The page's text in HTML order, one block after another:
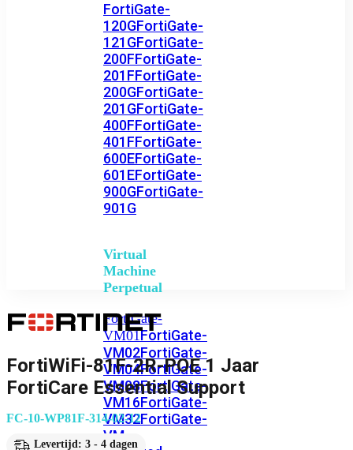
FortiGate-
120GFortiGate-
121GFortiGate-
200FFortiGate-
201FFortiGate-
200GFortiGate-
201GFortiGate-
400FFortiGate-
401FFortiGate-
600EFortiGate-
601EFortiGate-
900GFortiGate-
901G
Virtual
Machine
Perpetual
FortiGate-
VM01FortiGate-
VM02FortiGate-
VM04FortiGate-
VM08FortiGate-
VM16FortiGate-
VM32FortiGate-
VM
FortiWiFi-81F-2R-POE 1 Jaar
FortiCare Essential Support
FC-10-WP81F-314-02-12
Levertijd: 3 - 4 dagen